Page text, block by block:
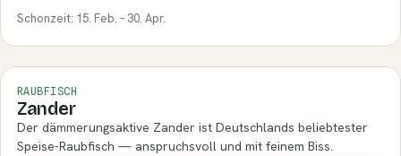
Schonzeit: 15. Feb. – 30. Apr.
RAUBFISCH
Zander
Der dämmerungsaktive Zander ist Deutschlands beliebtester
Speise-Raubfisch — anspruchsvoll und mit feinem Biss.